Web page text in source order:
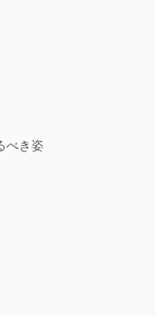
べき姿